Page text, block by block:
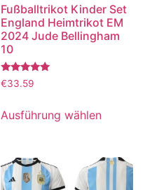
Fußballtrikot Kinder Set
England Heimtrikot EM
2024 Jude Bellingham
10
Bewertet
mit
von 5
€33.59
Ausführung wählen